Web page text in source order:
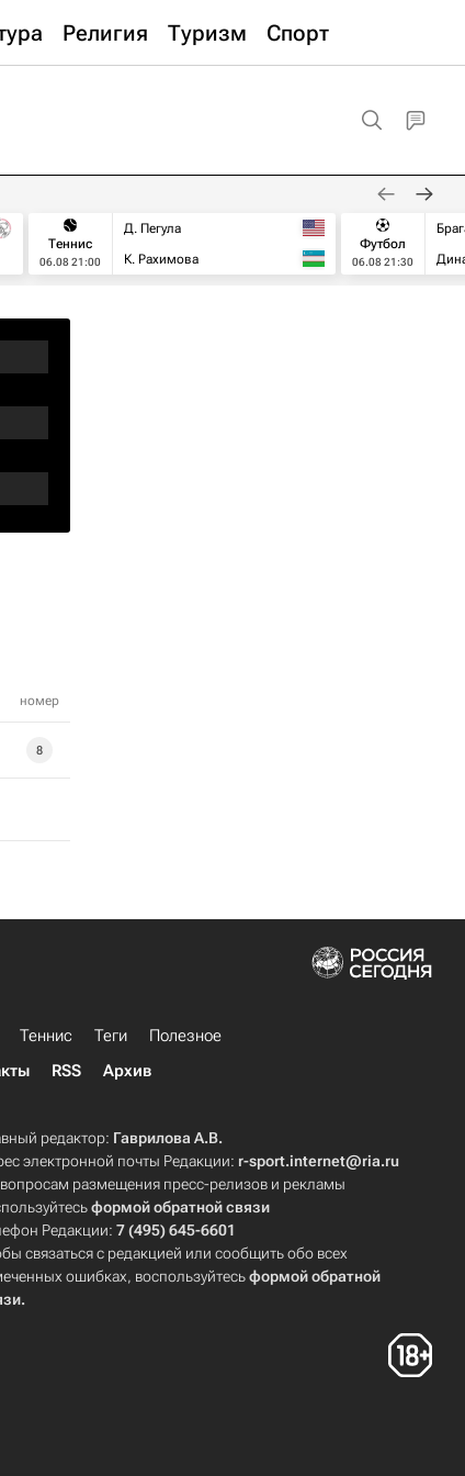
Религия Туризм Спорт
Теннис
06.08 21:00
Д. Пегула
К. Рахимова
Футбол
06.08 21:30
номер
8
Теннис Теги
Полезное
RSS Архив
редактор: Гаврилова А.В.
электронной почты Редакции: r-sport.internet@ria.ru
размещения пресс-релизов и рекламы
формой обратной связи
Редакции:7 (495) 645-6601
связаться с редакцией или сообщить обо всех
ошибках, воспользуйтесьформой обратной
.